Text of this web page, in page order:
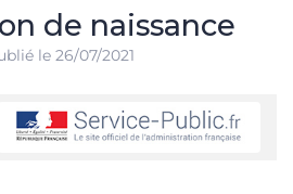
de naissance
le 26/07/2021